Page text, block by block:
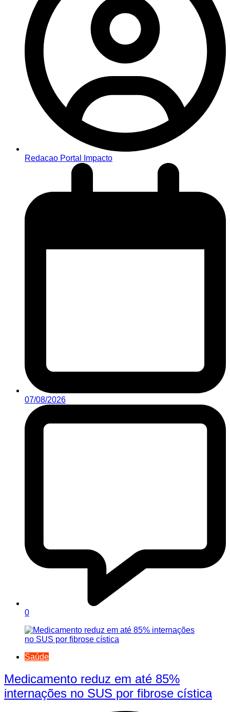
Redacao Portal Impacto
07/08/2026
0
Saúde
Medicamento reduz em até 85%
internações no SUS por fibrose cística